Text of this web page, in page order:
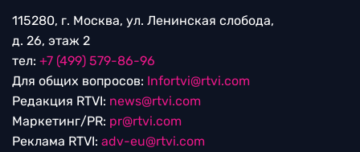
115280, г. Москва, ул. Ленинская слобода,
д. 26, этаж 2
тел: +7 (499) 579-86-96
Для общих вопросов: Infortvi@rtvi.com
Редакция RTVI: news@rtvi.com
Маркетинг/PR: pr@rtvi.com
Реклама RTVI: adv-eu@rtvi.com